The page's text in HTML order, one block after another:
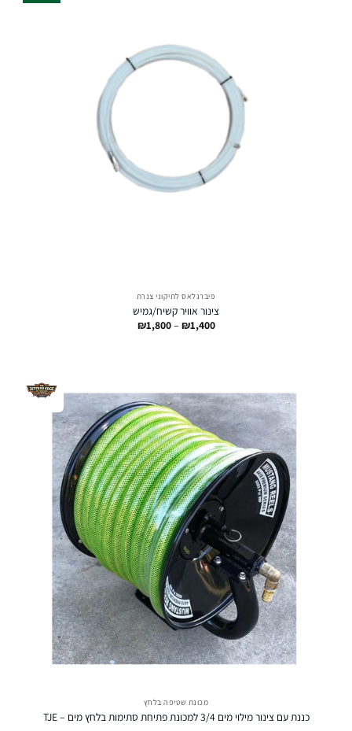
פיברגלאס לתיקוני צנרת
צינור אוויר קשיח/גמיש
₪1,400
–
₪1,800 טווח
מכונת שטיפה בלחץ
כננת עם צינור מילוי מים 3/4 למכונת פתיחת סתימות בלחץ מים – TJE